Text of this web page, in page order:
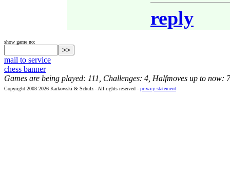
reply
show game no:
mail to service
chess banner
Games are being played: 111, Challenges: 4, Halfmoves up to now:
Copyright 2003-2026 Karkowski & Schulz - All rights reserved - privacy statement